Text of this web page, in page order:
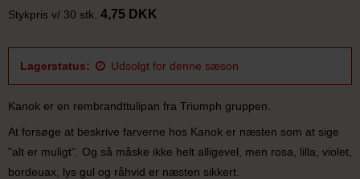
Stykpris v/ 30 stk. 4,75 DKK
Lagerstatus: Udsolgt for denne sæson
Kanok er en rembrandttulipan fra Triumph gruppen.
At forsøge at beskrive farverne hos Kanok er næsten som at sige
"alt er muligt". Og så måske ikke helt alligevel, men rosa, lilla, violet,
bordeuax, lys gul og råhvid er næsten sikkert.